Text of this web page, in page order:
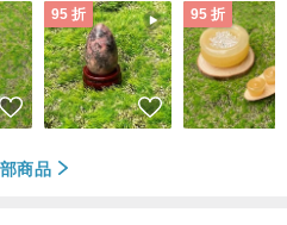
95 折 95 折
商品